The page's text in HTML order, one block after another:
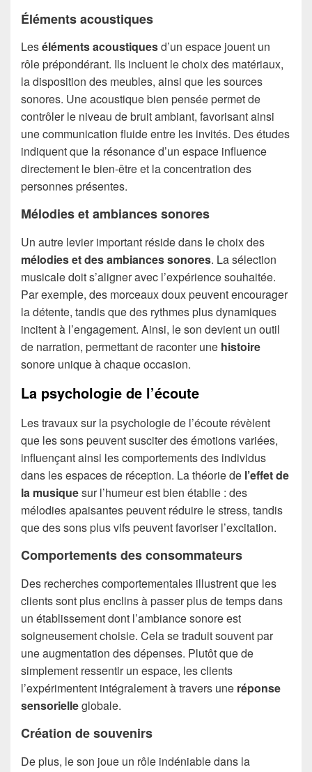
Éléments acoustiques
Leséléments acoustiquesd’un espace jouent un
rôle prépondérant. Ils incluent le choix des matériaux,
la disposition des meubles, ainsi que les sources
sonores. Une acoustique bien pensée permet de
contrôler le niveau de bruit ambiant, favorisant ainsi
une communication fluide entre les invités. Des études
indiquent que la résonance d’un espace influence
directement le bien-être et la concentration des
personnes présentes.
Mélodies et ambiances sonores
Un autre levier important réside dans le choix des
mélodies et des ambiances sonores. La sélection
musicale doit s’aligner avec l’expérience souhaitée.
Par exemple, des morceaux doux peuvent encourager
la détente, tandis que des rythmes plus dynamiques
incitent à l’engagement. Ainsi, le son devient un outil
de narration, permettant de raconter une histoire
sonore unique à chaque occasion.
La psychologie de l’écoute
Les travaux sur la psychologie de l’écoute révèlent
que les sons peuvent susciter des émotions variées,
influençant ainsi les comportements des individus
dans les espaces de réception. La théorie de l’effet de
la musiquesur l’humeur est bien établie : des
mélodies apaisantes peuvent réduire le stress, tandis
que des sons plus vifs peuvent favoriser l’excitation.
Comportements des consommateurs
Des recherches comportementales illustrent que les
clients sont plus enclins à passer plus de temps dans
un établissement dont l’ambiance sonore est
soigneusement choisie. Cela se traduit souvent par
une augmentation des dépenses. Plutôt que de
simplement ressentir un espace, les clients
l’expérimentent intégralement à travers une réponse
sensorielleglobale.
Création de souvenirs
De plus, le son joue un rôle indéniable dans la